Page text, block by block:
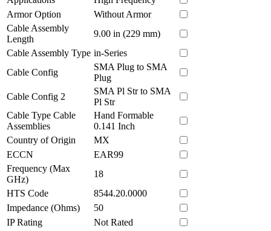
Armor Option
Without Armor
Cable Assembly
Length
9.00 in (229 mm)
Cable Assembly Type in-Series
Cable Config
SMA Plug to SMA
Plug
Cable Config 2
SMA Pl Str to SMA
Pl Str
Cable Type Cable
Assemblies
Hand Formable
0.141 Inch
Country of Origin
MX
ECCN
EAR99
Frequency (Max
GHz)
18
HTS Code
8544.20.0000
Impedance (Ohms)
50
IP Rating
Not Rated